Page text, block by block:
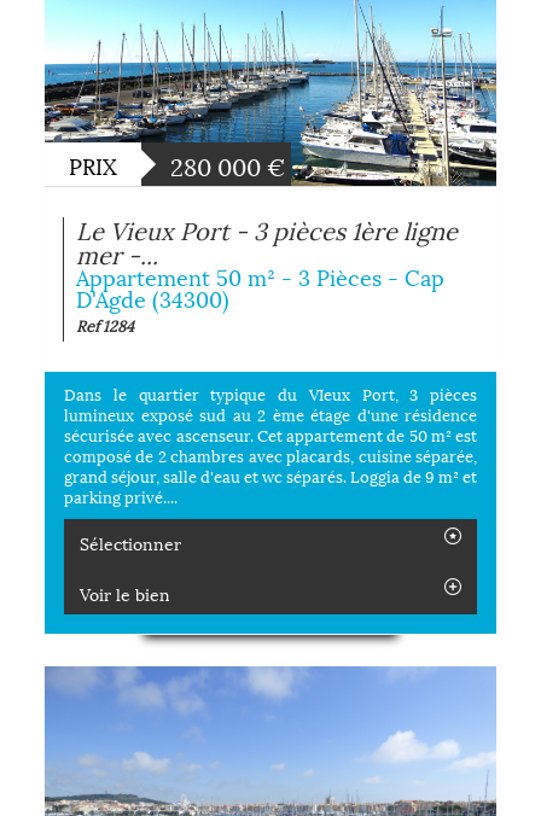
PRIX 280 000€
Le Vieux Port - 3 pièces 1ère ligne
mer -...
Appartement 50 m² - 3 Pièces - Cap
D'Agde (34300)
Ref 1284
Dans le quartier typique du VIeux Port, 3 pièces
lumineux exposé sud au 2 ème étage d'une résidence
sécurisée avec ascenseur. Cet appartement de 50 m² est
composé de 2 chambres avec placards, cuisine séparée,
grand séjour, salle d'eau et wc séparés. Loggia de 9 m² et
parking privé....
Sélectionner
Voir le bien